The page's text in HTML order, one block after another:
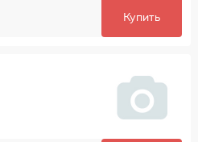
Купить